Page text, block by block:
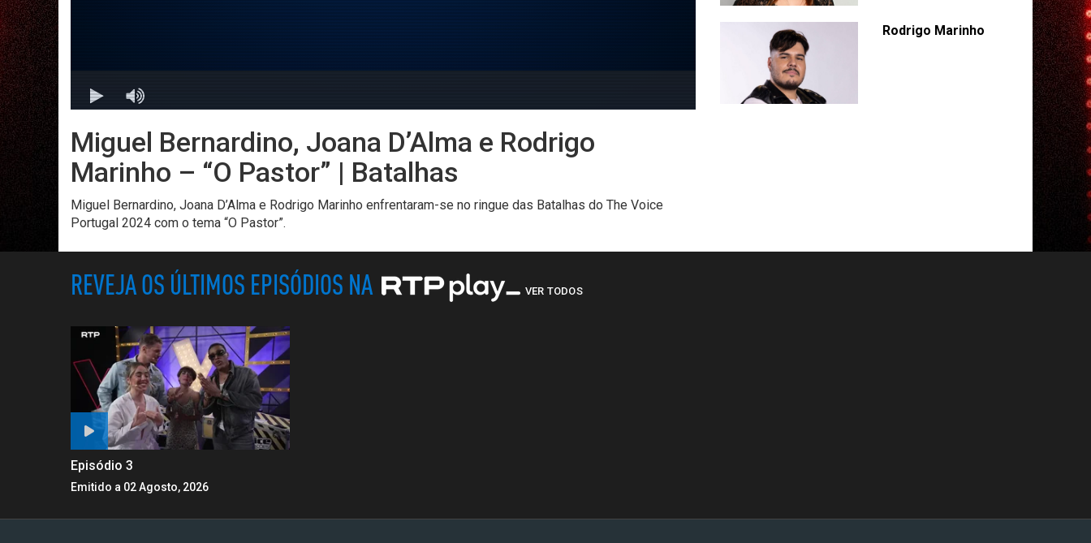
Miguel Bernardino, Joana D’Alma e Rodrigo
Marinho – “O Pastor” | Batalhas
Miguel Bernardino, Joana D’Alma e Rodrigo Marinho enfrentaram-se no ringue das Batalhas do The Voice
Portugal 2024 com o tema “O Pastor”.
Rodrigo Marinho
REVEJA OS ÚLTIMOS EPISÓDIOS NA VER TODOS
Episódio 3
Emitido a 02 Agosto, 2026